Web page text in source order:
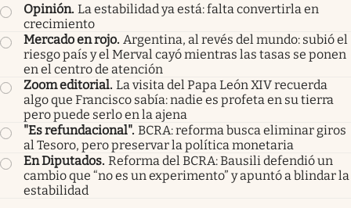
Opinión. La estabilidad ya está: falta convertirla en
crecimiento
Mercado en rojo. Argentina, al revés del mundo: subió el
riesgo país y el Merval cayó mientras las tasas se ponen
en el centro de atención
Zoom editorial. La visita del Papa León XIV recuerda
algo que Francisco sabía: nadie es profeta en su tierra
pero puede serlo en la ajena
"Es refundacional". BCRA: reforma busca eliminar giros
al Tesoro, pero preservar la política monetaria
En Diputados. Reforma del BCRA: Bausili defendió un
cambio que “no es un experimento” y apuntó a blindar la
estabilidad